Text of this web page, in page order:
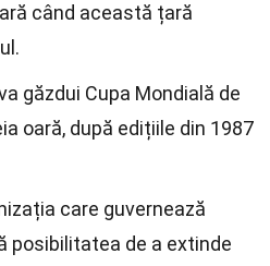
când această țară
găzdui Cupa Mondială de
oară, după edițiile din 1987
care guvernează
posibilitatea de a extinde